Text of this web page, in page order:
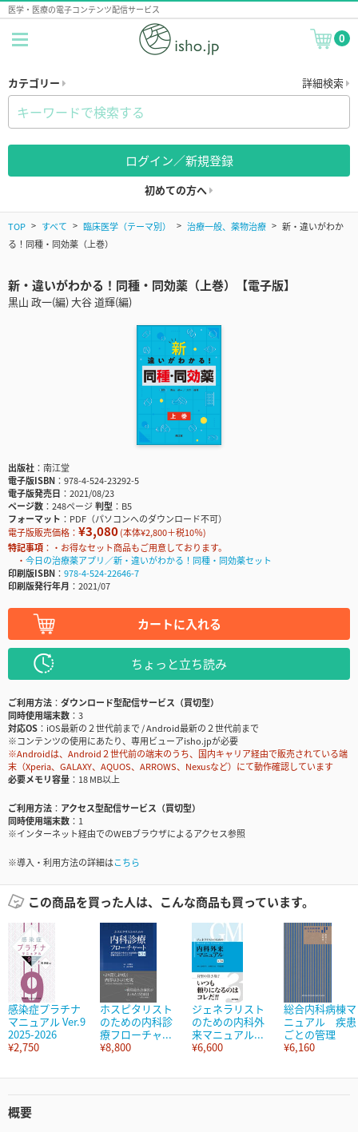
医学・医療の電子コンテンツ配信サービス
0
カテゴリー 詳細検索
ログイン／新規登録
初めての方へ
TOP すべて 臨床医学（テーマ別） 治療一般、薬物治療
新・違いがわか
る！同種・同効薬（上巻）
新・違いがわかる！同種・同効薬（上巻）【電子版】
黒山 政一(編) 大谷 道輝(編)
出版社
南江堂
電子版ISBN
978-4-524-23292-5
電子版発売日
2021/08/23
ページ数
248ページ判型
B5
フォーマット
PDF（パソコンへのダウンロード不可）
電子版販売価格： ¥3,080(本体¥2,800＋税10％)
特記事項
・お得なセット商品もご用意しております。
・ 今日の治療薬アプリ／新・違いがわかる！同種・同効薬セット
印刷版ISBN
978-4-524-22646-7
印刷版発行年月
2021/07
カートに入れる
ちょっと立ち読み
ご利用方法
ダウンロード型配信サービス（買切型）
同時使用端末数
3
対応OS
iOS最新の２世代前まで / Android最新の２世代前まで
※コンテンツの使用にあたり、専用ビューアisho.jpが必要
※Androidは、Android２世代前の端末のうち、国内キャリア経由で販売されている端
末（Xperia、GALAXY、AQUOS、ARROWS、Nexusなど）にて動作確認しています
必要メモリ容量
18 MB以上
ご利用方法
アクセス型配信サービス（買切型）
同時使用端末数
1
※インターネット経由でのWEBブラウザによるアクセス参照
※導入・利用方法の詳細はこちら
この商品を買った人は、こんな商品も買っています。
感染症プラチナ
マニュアル Ver.9
2025-2026
¥2,750
ホスピタリスト
のための内科診
療フローチャ...
¥8,800
ジェネラリスト
のための内科外
来マニュアル...
¥6,600
総合内科病棟マ
ニュアル 疾患
ごとの管理
¥6,160
概要